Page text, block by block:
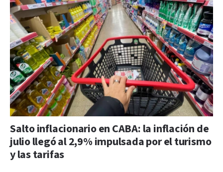
Salto inflacionario en CABA: la inflación de
julio llegó al 2,9% impulsada por el turismo
y las tarifas